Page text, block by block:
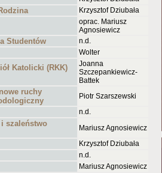
Krzysztof Dziubała
oprac. Mariusz
Agnosiewicz
Studentów n.d.
Wolter
Katolicki (RKK)
Joanna
Szczepankiewicz-
Battek
ruchy
Piotr Szarszewski
n.d.
i szaleństwo
Mariusz Agnosiewicz
Krzysztof Dziubała
n.d.
Mariusz Agnosiewicz